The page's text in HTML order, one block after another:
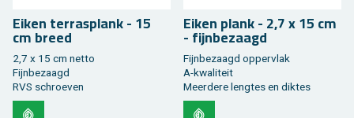
Eiken ter­ras­plank - 15
cm breed
2,7 x 15 cm netto
Fijn­be­zaagd
RVS schroe­ven
Eiken plank - 2,7 x 15 cm
- fijn­be­zaagd
Fijn­be­zaagd op­per­vlak
A-kwa­li­teit
Meer­de­re leng­tes en dik­tes